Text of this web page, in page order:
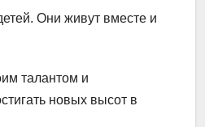
Они живут вместе и
талантом и
новых высот в